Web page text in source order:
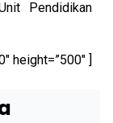
Pendidikan
height=”500″ ]